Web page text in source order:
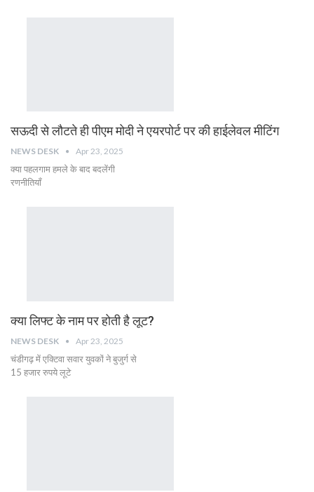
सऊदी से लौटते ही पीएम मोदी ने एयरपोर्ट पर की हाईलेवल मीटिंग
NEWS DESK Apr 23, 2025
क्या पहलगाम हमले के बाद बदलेंगी
रणनीतियाँ
क्या लिफ्ट के नाम पर होती है लूट?
NEWS DESK Apr 23, 2025
चंडीगढ़ में एक्टिवा सवार युवकों ने बुजुर्ग से
15 हजार रुपये लूटे